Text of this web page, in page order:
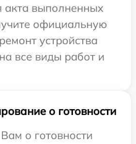
акта выполненных
официальную
устройства
все виды работ и
о готовности
о готовности